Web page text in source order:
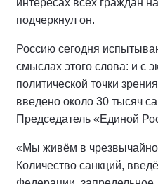
интересах всех граждан
подчеркнул он.
Россию сегодня
смыслах этого слова: и с
политической точки
введено около 30 тысяч
Председатель «Единой
«Мы живём в
Количество санкций,